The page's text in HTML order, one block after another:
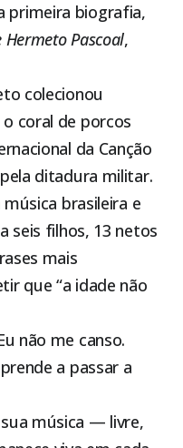
primeira biografia,
Pascoal,
colecionou
coral de porcos
da Canção
ditadura militar.
brasileira e
seis filhos, 13 netos
mais
que “a idade não
não me canso.
a passar a
sua música — livre,